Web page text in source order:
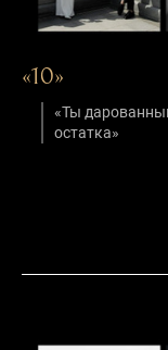
«10»
«Ты
остатка»